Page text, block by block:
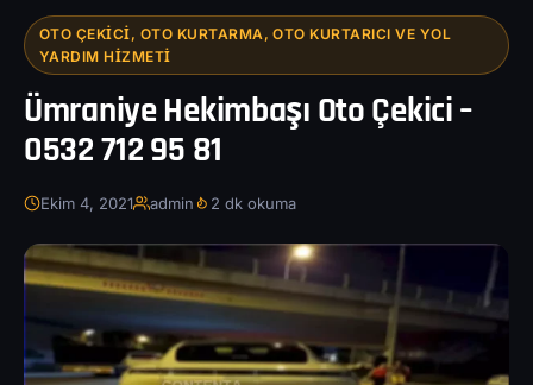
OTO ÇEKICI, OTO KURTARMA, OTO KURTARICI VE YOL
YARDIM HIZMETI
Ümraniye Hekimbaşı Oto Çekici –
0532 712 95 81
Ekim 4, 2021 admin 2 dk okuma